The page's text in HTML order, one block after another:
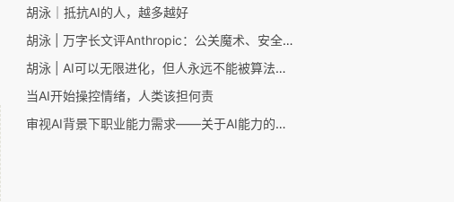
胡泳｜抵抗AI的人，越多越好
胡泳 | 万字长文评Anthropic：公关魔术、安全游戏与灵魂生意
胡泳 | AI可以无限进化，但人永远不能被算法定义
当AI开始操控情绪，人类该担何责
审视AI背景下职业能力需求——关于AI能力的对话